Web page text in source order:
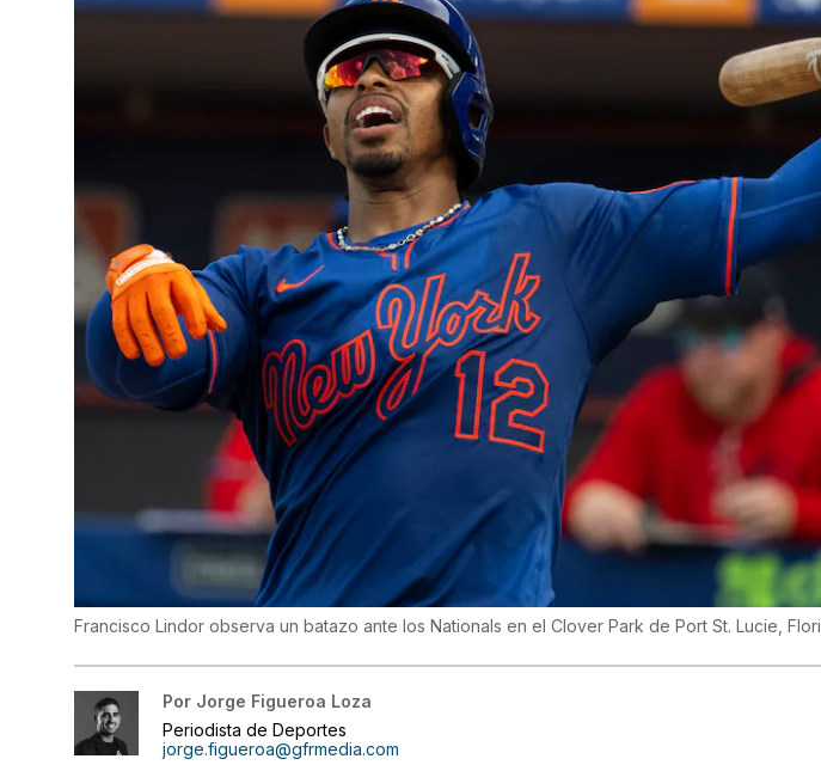
Francisco Lindor observa un batazo ante los Nationals en el Clover Park de Port St. Lucie,
Por Jorge Figueroa Loza
Periodista de Deportes
jorge.figueroa@gfrmedia.com